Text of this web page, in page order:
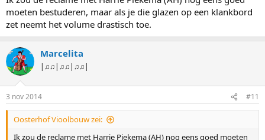
moeten bestuderen, maar als je die glazen op een klankbord
zet neemt het volume drastisch toe.
Marcelita
|♫♫|♫♫|♫♫|
3 nov 2014 #11
Oosterhof Vioolbouw zei:
Ik zou de reclame met Harrie Piekema (AH) nog eens goed moeten